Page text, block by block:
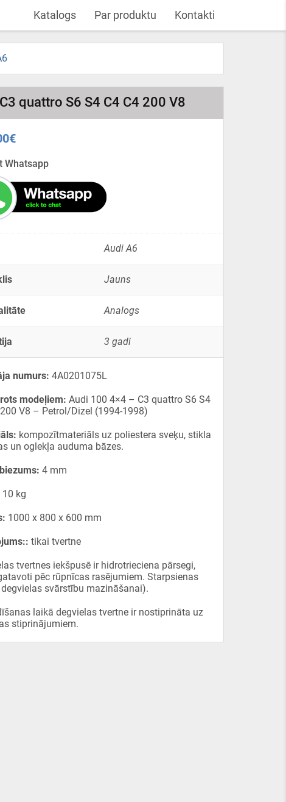
Katalogs Par produktu Kontakti
quattro S6 S4 C4 C4 200 V8
€
Whatsapp
Audi A6
Jauns
Analogs
3 gadi
numurs: 4A0201075L
modeļiem: Audi 100 4×4 – C3 quattro S6 S4
V8 – Petrol/Dizel (1994-1998)
kompozītmateriāls uz poliestera sveķu, stikla
un oglekļa auduma bāzes.
4 mm
10 kg
1000 x 800 x 600 mm
tikai tvertne
tvertnes iekšpusē ir hidrotrieciena pārsegi,
pēc rūpnīcas rasējumiem. Starpsienas
svārstību mazināšanai).
laikā degvielas tvertne ir nostiprināta uz
stiprinājumiem.